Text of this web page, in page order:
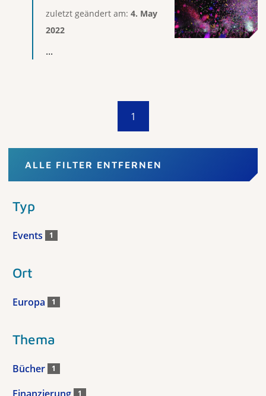
zuletzt geändert am: 4. May
2022
...
1
ALLE FILTER ENTFERNEN
Typ
Events 1
Ort
Europa 1
Thema
Bücher 1
1